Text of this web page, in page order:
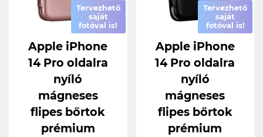
Tervezhető
saját
fotóval is!
Apple iPhone
14 Pro oldalra
nyíló
mágneses
flipes bőrtok
prémium
Tervezhető
saját
fotóval is!
Apple iPhone
14 Pro oldalra
nyíló
mágneses
flipes bőrtok
prémium